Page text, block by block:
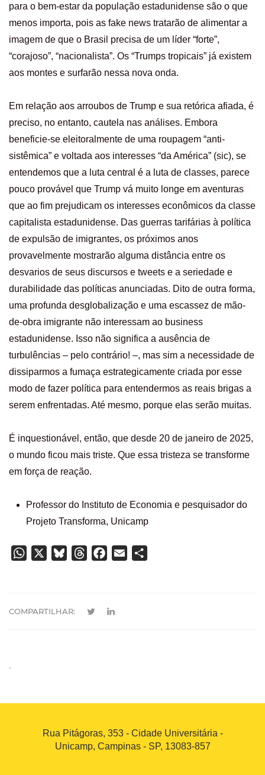
para o bem-estar da população estadunidense são o que
menos importa, pois as fake news tratarão de alimentar a
imagem de que o Brasil precisa de um líder “forte”,
“corajoso”, “nacionalista”. Os “Trumps tropicais” já existem
aos montes e surfarão nessa nova onda.
Em relação aos arroubos de Trump e sua retórica afiada, é
preciso, no entanto, cautela nas análises. Embora
beneficie-se eleitoralmente de uma roupagem “anti-
sistêmica” e voltada aos interesses “da América” (sic), se
entendemos que a luta central é a luta de classes, parece
pouco provável que Trump vá muito longe em aventuras
que ao fim prejudicam os interesses econômicos da classe
capitalista estadunidense. Das guerras tarifárias à política
de expulsão de imigrantes, os próximos anos
provavelmente mostrarão alguma distância entre os
desvarios de seus discursos e tweets e a seriedade e
durabilidade das políticas anunciadas. Dito de outra forma,
uma profunda desglobalização e uma escassez de mão-
de-obra imigrante não interessam ao business
estadunidense. Isso não significa a ausência de
turbulências – pelo contrário! –, mas sim a necessidade de
dissiparmos a fumaça estrategicamente criada por esse
modo de fazer política para entendermos as reais brigas a
serem enfrentadas. Até mesmo, porque elas serão muitas.
É inquestionável, então, que desde 20 de janeiro de 2025,
o mundo ficou mais triste. Que essa tristeza se transforme
em força de reação.
Professor do Instituto de Economia e pesquisador do
Projeto Transforma, Unicamp
WhatsApp BlueskyThreadsFacebook
Email
COMPARTILHAR: